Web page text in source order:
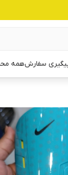
سفارشهمه